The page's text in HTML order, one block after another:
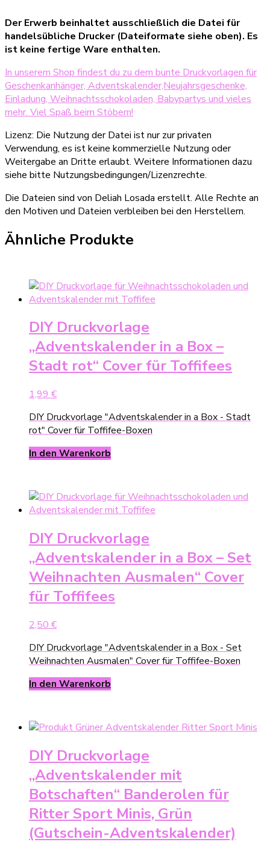
Der Erwerb beinhaltet ausschließlich die Datei für
handelsübliche Drucker (Dateiformate siehe oben). Es
ist keine fertige Ware enthalten.
In unserem Shop findest du zu dem bunte Druckvorlagen für
Geschenkanhänger, Adventskalender,Neujahrsgeschenke,
Einladung, Weihnachtsschokoladen, Babypartys und vieles
mehr. Viel Spaß beim Stöbern!
Lizenz: Die Nutzung der Datei ist nur zur privaten
Verwendung, es ist keine kommerzielle Nutzung oder
Weitergabe an Dritte erlaubt. Weitere Informationen dazu
siehe bitte Nutzungsbedingungen/Lizenzrechte.
Die Dateien sind von Deliah Losada erstellt. Alle Rechte an
den Motiven und Dateien verbleiben bei den Herstellern.
Ähnliche Produkte
DIY Druckvorlage
„Adventskalender in a Box –
Stadt rot“ Cover für Toffifees
1,99 €
DIY Druckvorlage "Adventskalender in a Box - Stadt
rot" Cover für Toffifee-Boxen
In den Warenkorb
DIY Druckvorlage
„Adventskalender in a Box – Set
Weihnachten Ausmalen“ Cover
für Toffifees
2,50 €
DIY Druckvorlage "Adventskalender in a Box - Set
Weihnachten Ausmalen" Cover für Toffifee-Boxen
In den Warenkorb
DIY Druckvorlage
„Adventskalender mit
Botschaften“ Banderolen für
Ritter Sport Minis, Grün
(Gutschein-Adventskalender)